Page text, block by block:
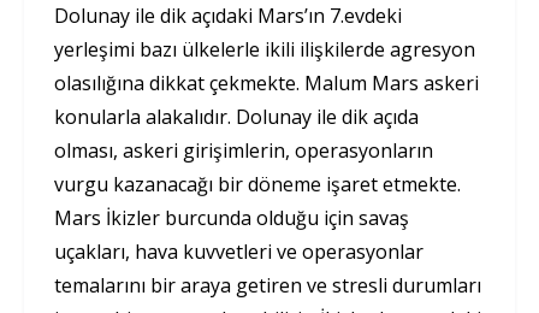
Dolunay ile dik açıdaki Mars’ın 7.evdeki
yerleşimi bazı ülkelerle ikili ilişkilerde agresyon
olasılığına dikkat çekmekte. Malum Mars askeri
konularla alakalıdır. Dolunay ile dik açıda
olması, askeri girişimlerin, operasyonların
vurgu kazanacağı bir döneme işaret etmekte.
Mars İkizler burcunda olduğu için savaş
uçakları, hava kuvvetleri ve operasyonlar
temalarını bir araya getiren ve stresli durumları